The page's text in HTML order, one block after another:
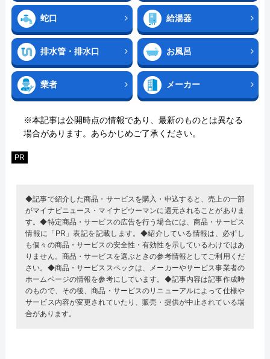
蛇口 給湯器
排水管・排水口 お風呂
業者 メーカー
※本記事は公開時点の情報であり、最新のものとは異なる
場合があります。あらかじめご了承ください。
PR
◆記事で紹介した商品・サービスを購入・申込すると、売上の一部
がマイナビニュース・マイナビウーマンに還元されることがありま
す。◆特定商品・サービスの広告を行う場合には、商品・サービス
情報に「PR」表記を記載します。◆紹介している情報は、必ずし
も個々の商品・サービスの安全性・有効性を示しているわけではあ
りません。商品・サービスを選ぶときの参考情報としてご利用くだ
さい。◆商品・サービススペックは、メーカーやサービス事業者の
ホームページの情報を参考にしています。◆記事内容は記事作成時
のもので、その後、商品・サービスのリニューアルによって仕様や
サービス内容が変更されていたり、販売・提供が中止されている場
合があります。